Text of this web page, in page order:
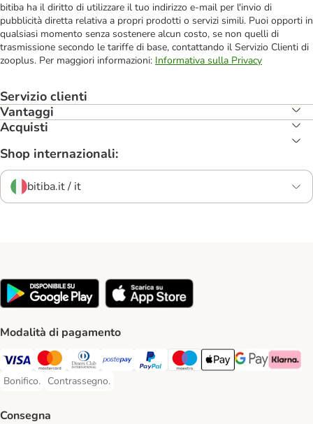
bitiba ha il diritto di utilizzare il tuo indirizzo e-mail per l'invio di
pubblicità diretta relativa a propri prodotti o servizi simili. Puoi opporti in
qualsiasi momento senza sostenere alcun costo, se non quelli di
trasmissione secondo le tariffe di base, contattando il Servizio Clienti di
zooplus. Per maggiori informazioni: Informativa sulla Privacy
Servizio clienti
Vantaggi
Acquisti
Shop internazionali:
bitiba.it / it
Modalità di pagamento
Visa. Payment Method
Mastercard. Payment Method
Diners Club. Payment Method
Postepay. Payment Method
PayPal. Payment Method
Maestro. Payment Method
Apple pay. Payment
Google Pay
Klarna
Bonifico.
Bonifico. Payment Method
Contrassegno.
Contrassegno. Payment Method
Consegna